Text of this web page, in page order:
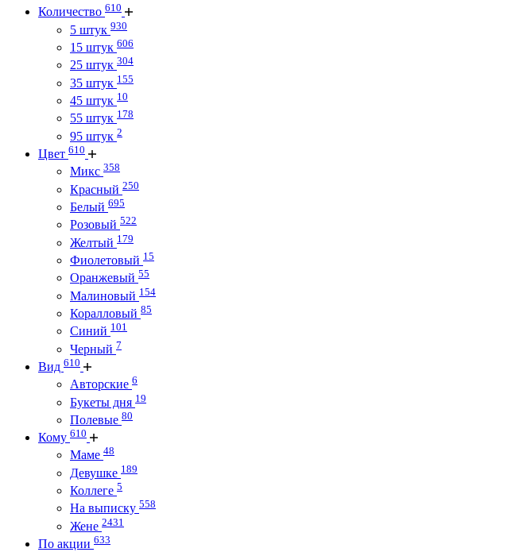
Количество 610
5 штук 930
15 штук 606
25 штук 304
35 штук 155
45 штук 10
55 штук 178
95 штук 2
Цвет 610
Микс 358
Красный 250
Белый 695
Розовый 522
Желтый 179
Фиолетовый 15
Оранжевый 55
Малиновый 154
Коралловый 85
Синий 101
Черный 7
Вид 610
Авторские 6
Букеты дня 19
Полевые 80
Кому 610
Маме 48
Девушке 189
Коллеге 5
На выписку 558
Жене 2431
По акции 633